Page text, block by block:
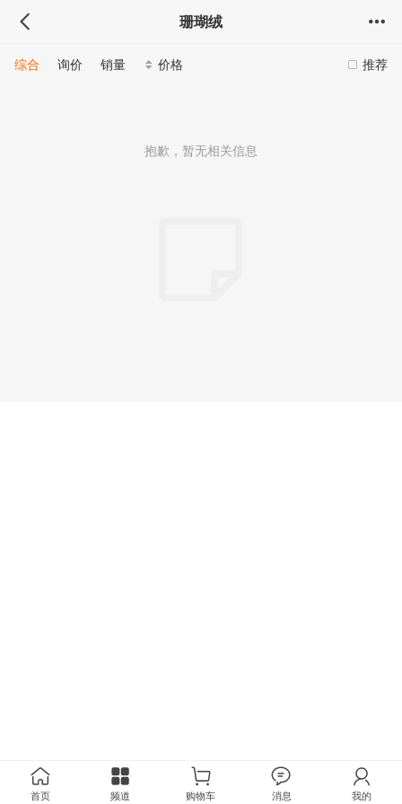
珊瑚绒
推荐
综合 询价 销量 价格
抱歉，暂无相关信息
首页 频道 购物车 消息 我的